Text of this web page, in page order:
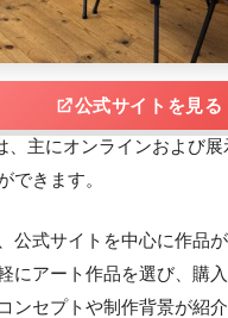
公式サイトを見る
主にオンラインおよび
できます。
公式サイトを中心に作品
にアート作品を選び、購
ンセプトや制作背景が紹